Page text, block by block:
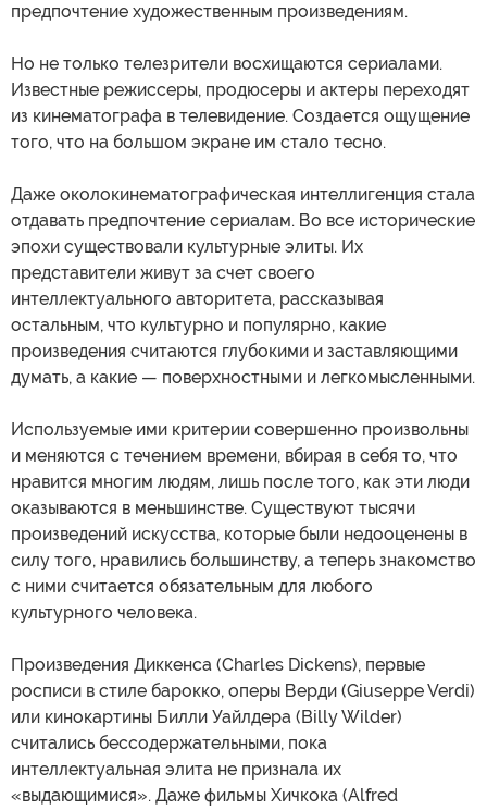
предпочтение художественным произведениям.
Но не только телезрители восхищаются сериалами.
Известные режиссеры, продюсеры и актеры переходят
из кинематографа в телевидение. Создается ощущение
того, что на большом экране им стало тесно.
Даже околокинематографическая интеллигенция стала
отдавать предпочтение сериалам. Во все исторические
эпохи существовали культурные элиты. Их
представители живут за счет своего
интеллектуального авторитета, рассказывая
остальным, что культурно и популярно, какие
произведения считаются глубокими и заставляющими
думать, а какие — поверхностными и легкомысленными.
Используемые ими критерии совершенно произвольны
и меняются с течением времени, вбирая в себя то, что
нравится многим людям, лишь после того, как эти люди
оказываются в меньшинстве. Существуют тысячи
произведений искусства, которые были недооценены в
силу того, нравились большинству, а теперь знакомство
с ними считается обязательным для любого
культурного человека.
Произведения Диккенса (Charles Dickens), первые
росписи в стиле барокко, оперы Верди (Giuseppe Verdi)
или кинокартины Билли Уайлдера (Billy Wilder)
считались бессодержательными, пока
интеллектуальная элита не признала их
«выдающимися». Даже фильмы Хичкока (Alfred